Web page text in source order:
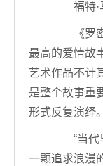
福特·马
《罗密
最高的爱情故
艺术作品不计
是整个故事重
形式反复演绎。
“当代早
一颗追求浪漫